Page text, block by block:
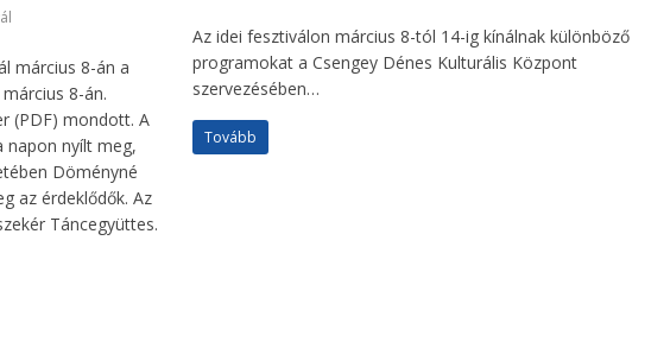
március 8-án a
8-án.
(PDF) mondott. A
napon nyílt meg,
Döményné
az érdeklődők. Az
Táncegyüttes.
Az idei fesztiválon március 8-tól 14-ig kínálnak különböző
programokat a Csengey Dénes Kulturális Központ
szervezésében…
Tovább